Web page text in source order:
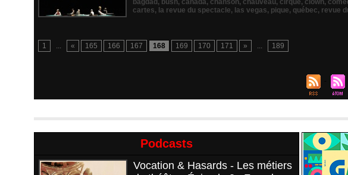
bagdad , bush, canada, chanson, chauveau, cirque, clown,
cartes, la revue du spectacle, las vegas, pique, québec, revue
1 ... « 165 166 167 168 169 170 171 » ... 189
Podcasts
Vocation & Hasards - Les métiers